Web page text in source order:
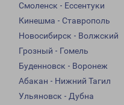
Смоленск - Ессентуки
Кинешма - Ставрополь
Новосибирск - Волжский
Грозный - Гомель
Буденновск - Воронеж
Абакан - Нижний Тагил
Ульяновск - Дубна